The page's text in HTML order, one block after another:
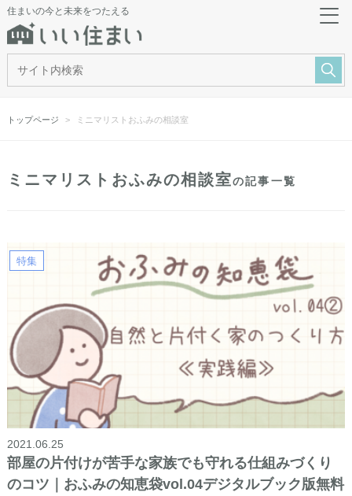
住まいの今と未来をつたえる
トップページ ミニマリストおふみの相談室
ミニマリストおふみの相談室の記事一覧
特集
2021.06.25
部屋の片付けが苦手な家族でも守れる仕組みづくり
のコツ｜おふみの知恵袋vol.04デジタルブック版無料